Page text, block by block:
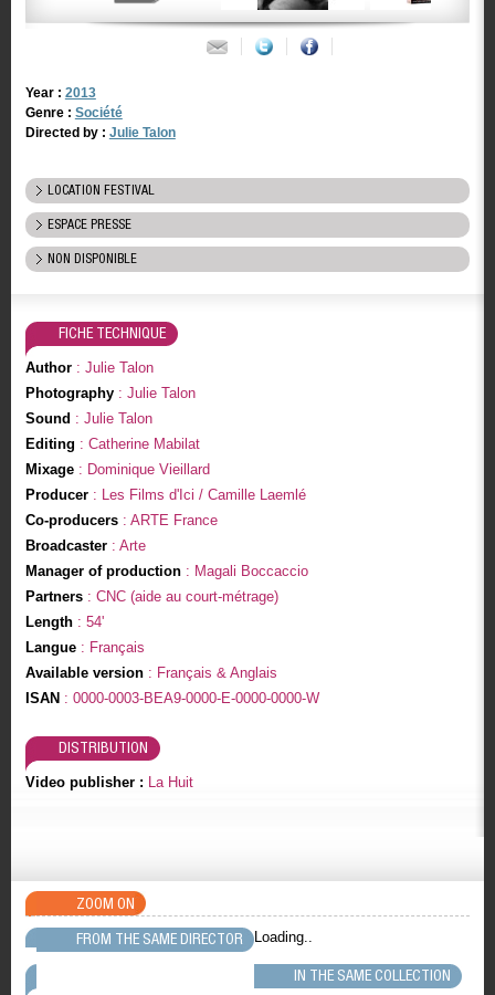
Year : 2013
Genre : Société
Directed by : Julie Talon
LOCATION FESTIVAL
ESPACE PRESSE
NON DISPONIBLE
FICHE TECHNIQUE
Author: Julie Talon
Photography: Julie Talon
Sound : Julie Talon
Editing : Catherine Mabilat
Mixage: Dominique Vieillard
Producer: Les Films d'Ici / Camille Laemlé
Co-producers: ARTE France
Broadcaster: Arte
Manager of production: Magali Boccaccio
Partners: CNC (aide au court-métrage)
Length: 54'
Langue: Français
Available version: Français & Anglais
ISAN : 0000-0003-BEA9-0000-E-0000-0000-W
DISTRIBUTION
Video publisher : La Huit
ZOOM ON
FROM THE SAME DIRECTOR
Loading..
IN THE SAME COLLECTION